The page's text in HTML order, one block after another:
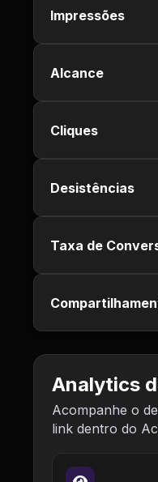
Impressões
Alcance
Cliques
Desistências
Taxa de
Analytics
Acompanhe o
link dentro do